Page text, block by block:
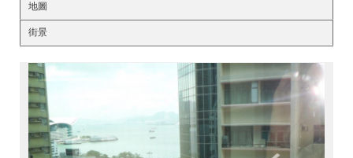
地圖
街景